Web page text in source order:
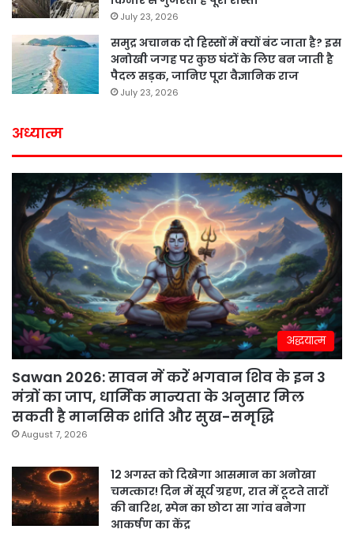
July 23, 2026
समुद्र अचानक दो हिस्सों में क्यों बंट जाता है? इस
अनोखी जगह पर कुछ घंटों के लिए बन जाती है
पैदल सड़क, जानिए पूरा वैज्ञानिक राज
July 23, 2026
अध्यात्म
अद्धयात्म
Sawan 2026: सावन में करें भगवान शिव के इन 3
मंत्रों का जाप, धार्मिक मान्यता के अनुसार मिल
सकती है मानसिक शांति और सुख-समृद्धि
August 7, 2026
12 अगस्त को दिखेगा आसमान का अनोखा
चमत्कार! दिन में सूर्य ग्रहण, रात में टूटते तारों
की बारिश, स्पेन का छोटा सा गांव बनेगा
आकर्षण का केंद्र